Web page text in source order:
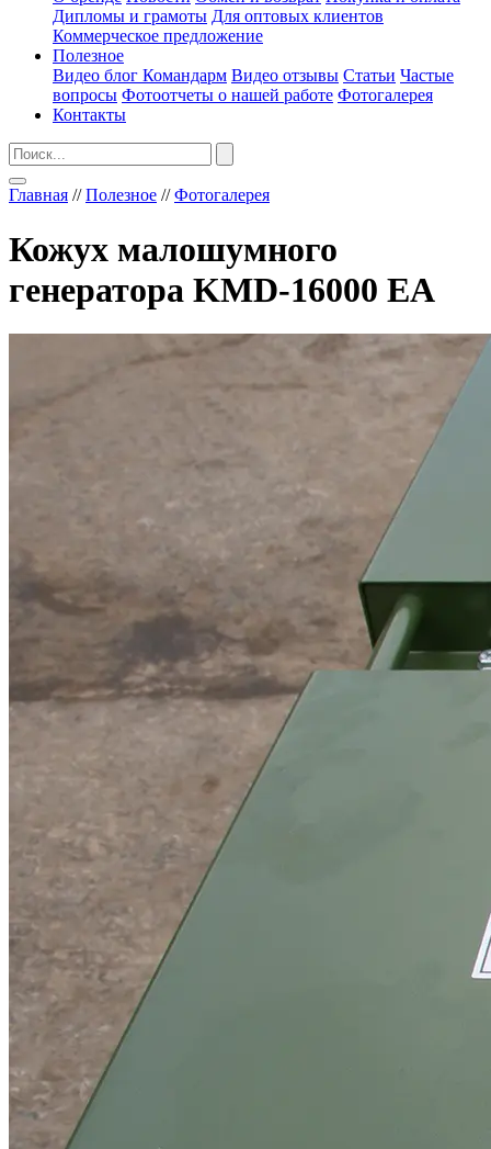
Дипломы и грамоты Для оптовых клиентов
Коммерческое предложение
Полезное
Видео блог Командарм Видео отзывы Статьи Частые
вопросы Фотоотчеты о нашей работе Фотогалерея
Контакты
Главная //Полезное //Фотогалерея
Кожух малошумного
генератора KMD-16000 EA